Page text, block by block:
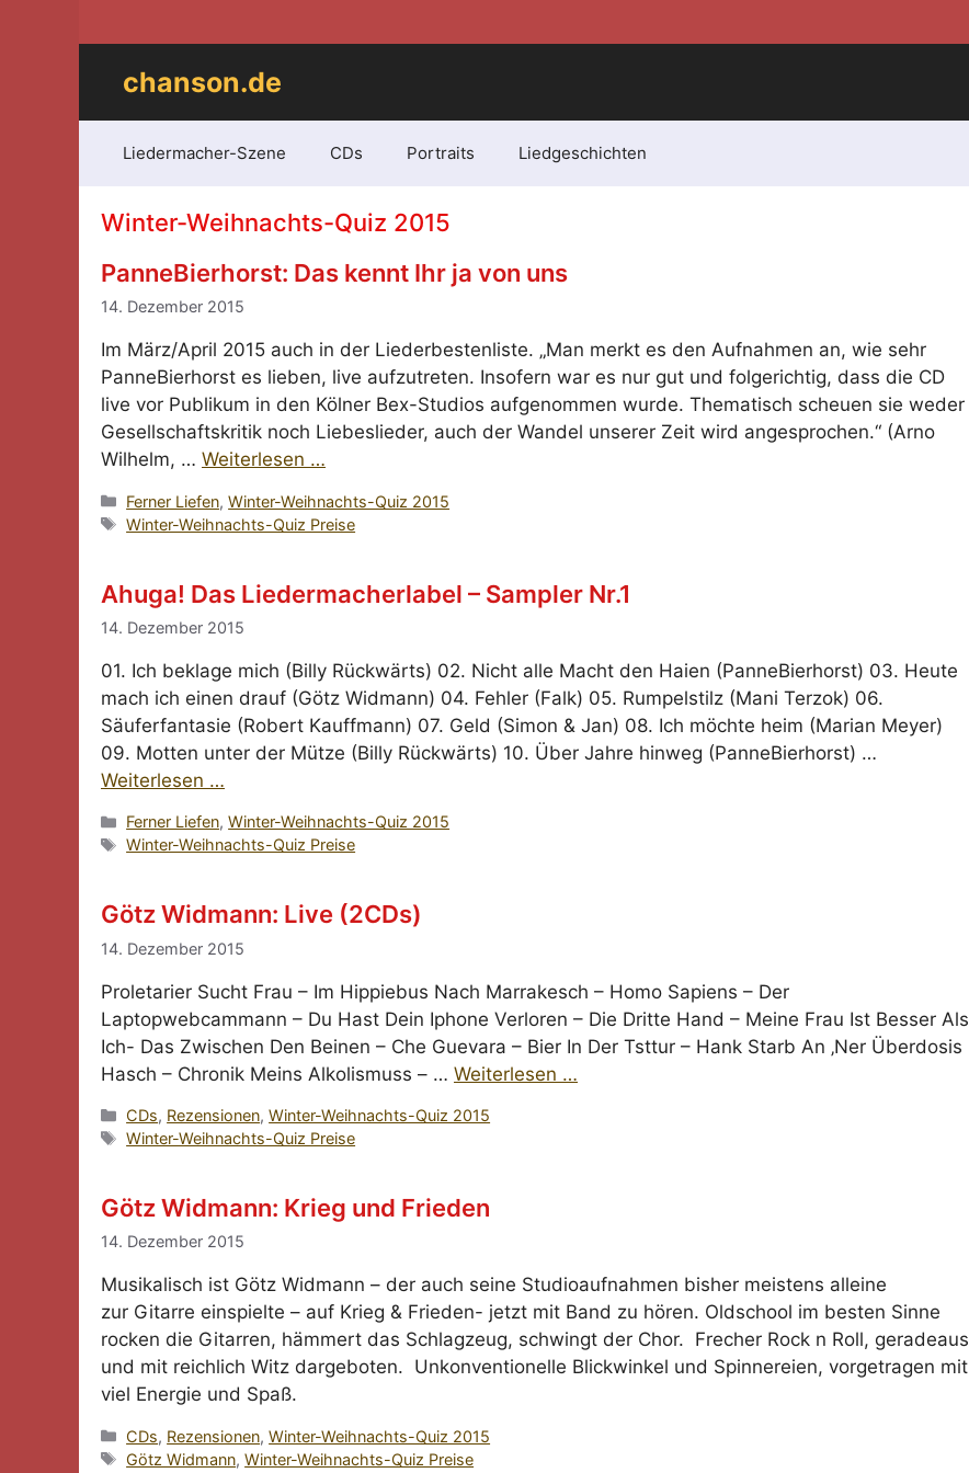
chanson.de
Liedermacher-Szene CDs Portraits Liedgeschichten
Winter-Weihnachts-Quiz 2015
PanneBierhorst: Das kennt Ihr ja von uns
14. Dezember 2015
Im März/April 2015 auch in der Liederbestenliste. „Man merkt es den Aufnahmen an, wie sehr
PanneBierhorst es lieben, live aufzutreten. Insofern war es nur gut und folgerichtig, dass die CD
live vor Publikum in den Kölner Bex-Studios aufgenommen wurde. Thematisch scheuen sie weder
Gesellschaftskritik noch Liebeslieder, auch der Wandel unserer Zeit wird angesprochen.“ (Arno
Wilhelm, … Weiterlesen …
Kategorien
Ferner Liefen,Winter-Weihnachts-Quiz 2015
Schlagwörter
Winter-Weihnachts-Quiz Preise
Ahuga! Das Liedermacherlabel – Sampler Nr.1
14. Dezember 2015
01. Ich beklage mich (Billy Rückwärts) 02. Nicht alle Macht den Haien (PanneBierhorst) 03. Heute
mach ich einen drauf (Götz Widmann) 04. Fehler (Falk) 05. Rumpelstilz (Mani Terzok) 06.
Säuferfantasie (Robert Kauffmann) 07. Geld (Simon & Jan) 08. Ich möchte heim (Marian Meyer)
09. Motten unter der Mütze (Billy Rückwärts) 10. Über Jahre hinweg (PanneBierhorst) …
Weiterlesen …
Kategorien
Ferner Liefen,Winter-Weihnachts-Quiz 2015
Schlagwörter
Winter-Weihnachts-Quiz Preise
Götz Widmann: Live (2CDs)
14. Dezember 2015
Proletarier Sucht Frau – Im Hippiebus Nach Marrakesch – Homo Sapiens – Der
Laptopwebcammann – Du Hast Dein Iphone Verloren – Die Dritte Hand – Meine Frau Ist Besser Als
Ich- Das Zwischen Den Beinen – Che Guevara – Bier In Der Tsttur – Hank Starb An ‚Ner Überdosis
Hasch – Chronik Meins Alkolismuss – … Weiterlesen …
Kategorien
CDs, Rezensionen,Winter-Weihnachts-Quiz 2015
Schlagwörter
Winter-Weihnachts-Quiz Preise
Götz Widmann: Krieg und Frieden
14. Dezember 2015
Musikalisch ist Götz Widmann – der auch seine Studioaufnahmen bisher meistens alleine
zur Gitarre einspielte – auf Krieg & Frieden- jetzt mit Band zu hören. Oldschool im besten Sinne
rocken die Gitarren, hämmert das Schlagzeug, schwingt der Chor. Frecher Rock n Roll, geradeaus
und mit reichlich Witz dargeboten. Unkonventionelle Blickwinkel und Spinnereien, vorgetragen mit
viel Energie und Spaß.
Kategorien
CDs, Rezensionen,Winter-Weihnachts-Quiz 2015
Schlagwörter
Götz Widmann,Winter-Weihnachts-Quiz Preise